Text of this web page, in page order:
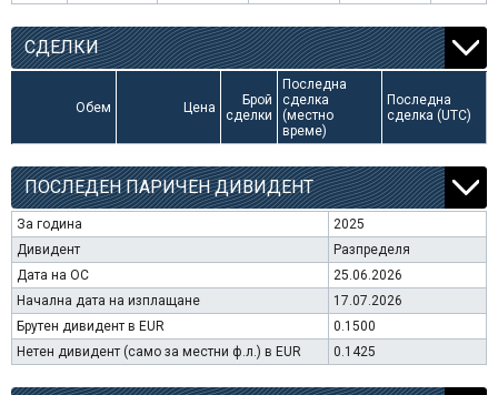
СДЕЛКИ
Обем Цена
Брой
сделки
Последна
сделка
(местно
време)
Последна
сделка (UTC)
ПОСЛЕДЕН ПАРИЧЕН ДИВИДЕНТ
За година
2025
Дивидент
Разпределя
Дата на ОС
25.06.2026
Начална дата на изплащане
17.07.2026
Брутен дивидент в EUR
0.1500
Нетен дивидент (само за местни ф.л.) в EUR
0.1425